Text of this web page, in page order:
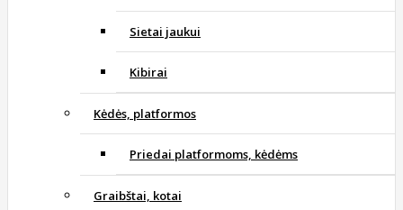
Sietai jaukui
Kibirai
Kėdės, platformos
Priedai platformoms, kėdėms
Graibštai, kotai